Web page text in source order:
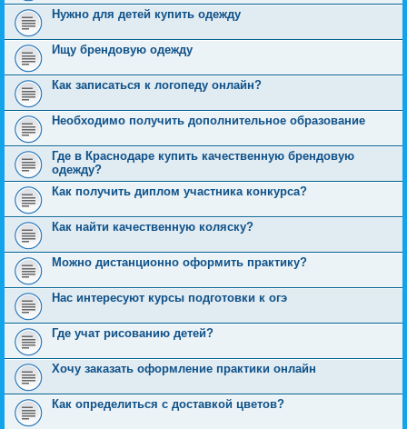
Нужно для детей купить одежду
Ищу брендовую одежду
Как записаться к логопеду онлайн?
Необходимо получить дополнительное образование
Где в Краснодаре купить качественную брендовую
одежду?
Как получить диплом участника конкурса?
Как найти качественную коляску?
Можно дистанционно оформить практику?
Нас интересуют курсы подготовки к огэ
Где учат рисованию детей?
Хочу заказать оформление практики онлайн
Как определиться с доставкой цветов?